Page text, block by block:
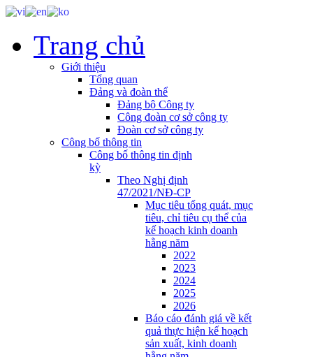
Trang chủ
Giới thiệu
Tổng quan
Đảng và đoàn thể
Đảng bộ Công ty
Công đoàn cơ sở công ty
Đoàn cơ sở công ty
Công bố thông tin
Công bố thông tin định
kỳ
Theo Nghị định
47/2021/NĐ-CP
Mục tiêu tổng quát, mục
tiêu, chỉ tiêu cụ thể của
kế hoạch kinh doanh
hằng năm
2022
2023
2024
2025
2026
Báo cáo đánh giá về kết
quả thực hiện kế hoạch
sản xuất, kinh doanh